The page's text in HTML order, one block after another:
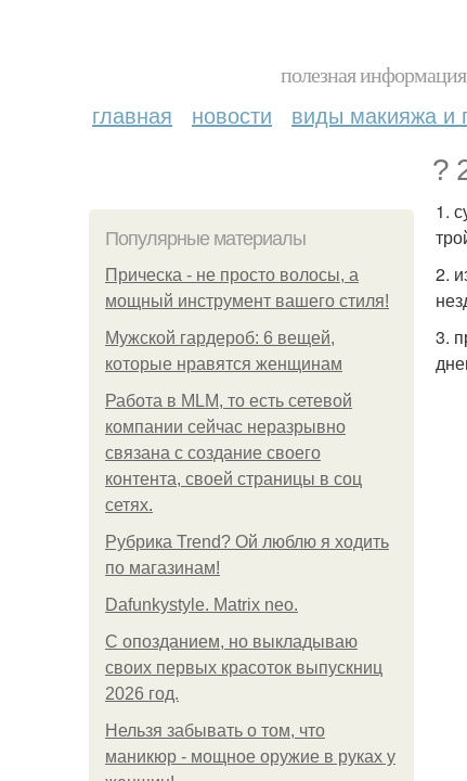
полезная
главная новости виды макияжа и
?
Популярные материалы
Прическа - не просто волосы, а
мощный инструмент вашего стиля!
Мужской гардероб: 6 вещей,
которые нравятся женщинам
Работа в MLM, то есть сетевой
компании сейчас неразрывно
связана с создание своего
контента, своей страницы в соц
сетях.
Рубрика Trend? Ой люблю я ходить
по магазинам!
Dafunkystyle. Matrix neo.
С опозданием, но выкладываю
своих первых красоток выпускниц
2026 год.
Нельзя забывать о том, что
маникюр - мощное оружие в руках у
1.
2.
3.